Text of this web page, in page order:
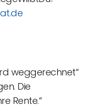
weggerechnet“
Die
Rente.“